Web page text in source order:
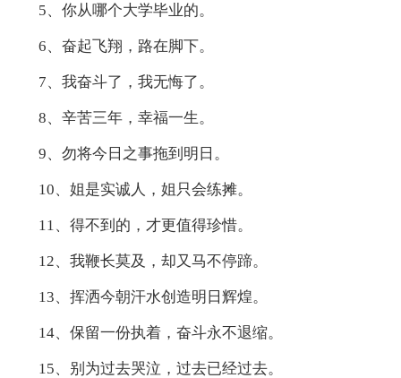
5、你从哪个大学毕业的。
6、奋起飞翔，路在脚下。
7、我奋斗了，我无悔了。
8、辛苦三年，幸福一生。
9、勿将今日之事拖到明日。
10、姐是实诚人，姐只会练摊。
11、得不到的，才更值得珍惜。
12、我鞭长莫及，却又马不停蹄。
13、挥洒今朝汗水创造明日辉煌。
14、保留一份执着，奋斗永不退缩。
15、别为过去哭泣，过去已经过去。